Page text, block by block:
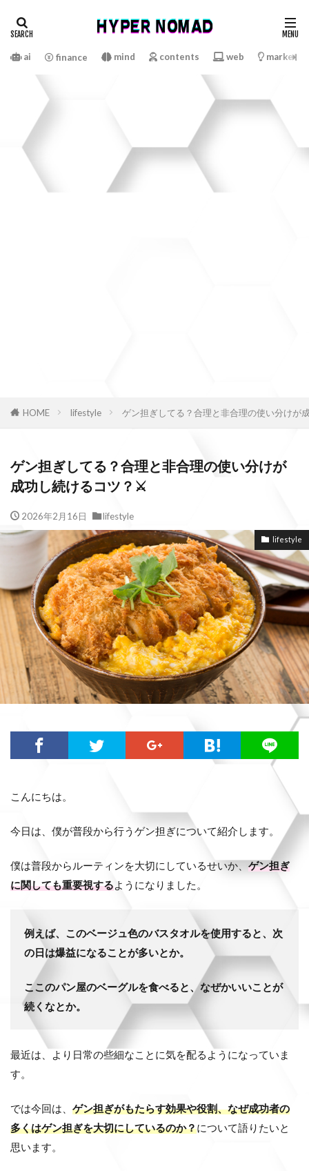
ai finance mind contents web
HOME lifestyle ゲン担ぎしてる？合理と非合理の使い分けが
ゲン担ぎしてる？合理と非合理の使い分けが
成功し続けるコツ？⚔️
2026年2月16日 lifestyle
lifestyle
こんにちは。
今日は、僕が普段から行うゲン担ぎについて紹介します。
僕は普段からルーティンを大切にしているせいか、 ゲン担ぎ
に関しても重要視する ようになりました。
例えば、このベージュ色のバスタオルを使用すると、次
の日は爆益になることが多いとか。
ここのパン屋のベーグルを食べると、なぜかいいことが
続くなとか。
最近は、より日常の些細なことに気を配るようになっていま
す。
では今回は、 ゲン担ぎがもたらす効果や役割、なぜ成功者の
多くはゲン担ぎを大切にしているのか？について語りたいと
思います。